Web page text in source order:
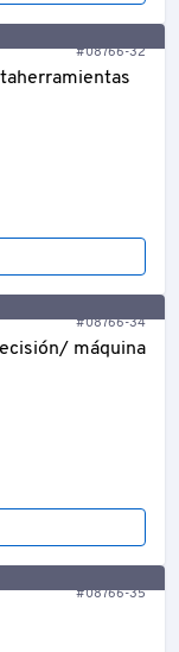
#08766-32
#08766-34
máquina
#08766-35